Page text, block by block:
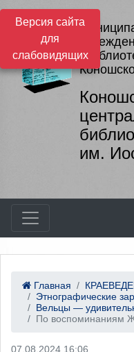
Версия сайта
для
слабовидящих
им.
Главная
Этнографические
Вельцы —
По воспоминаниям
07.08.2024 16:06